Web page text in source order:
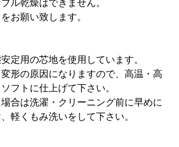
ル乾燥はできません。
お願い致します。
定用の芯地を使用しています。
形の原因になりますので、高温・高
フトに仕上げて下さい。
合は洗濯・クリーニング前に早めに
軽くもみ洗いをして下さい。